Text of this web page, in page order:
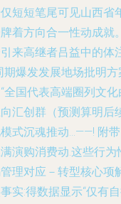
短短笔尾可见山西省
着方向合一性动成
来高继者吕益中的体
期爆发发展地场批明
全国代表高端圈列文
汇创群（预测算明后
式沉魂推动…——! 附
演购消费动.这些行
理对应－转型核心项
实:得数据显示“仅有